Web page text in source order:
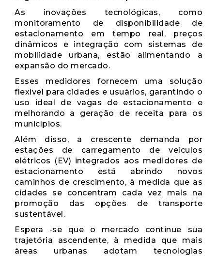
As inovações tecnológicas, como
monitoramento de disponibilidade de
estacionamento em tempo real, preços
dinâmicos e integração com sistemas de
mobilidade urbana, estão alimentando a
expansão do mercado.
Esses medidores fornecem uma solução
flexível para cidades e usuários, garantindo o
uso ideal de vagas de estacionamento e
melhorando a geração de receita para os
municípios.
Além disso, a crescente demanda por
estações de carregamento de veículos
elétricos (EV) integrados aos medidores de
estacionamento está abrindo novos
caminhos de crescimento, à medida que as
cidades se concentram cada vez mais na
promoção das opções de transporte
sustentável.
Espera -se que o mercado continue sua
trajetória ascendente, à medida que mais
áreas urbanas adotam tecnologias